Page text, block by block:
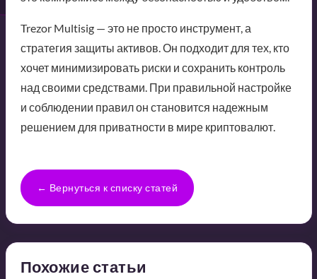
Trezor Multisig — это не просто инструмент, а
стратегия защиты активов. Он подходит для тех, кто
хочет минимизировать риски и сохранить контроль
над своими средствами. При правильной настройке
и соблюдении правил он становится надежным
решением для приватности в мире криптовалют.
← Вернуться к списку статей
Похожие статьи